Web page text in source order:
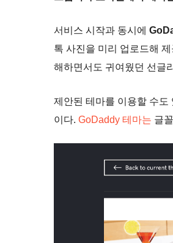
서비스 시작과 동시에
톡 사진을 미리 업로드해
해하면서도 귀여웠던 선글
제안된 테마를 이용할 수도
이다. GoDaddy 테마는 글